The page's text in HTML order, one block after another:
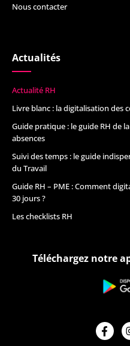
Nous contacter
Actualités
Actualité RH
Livre blanc : la digitalisation des
Guide pratique : le guide RH de
absences
Suivi des temps : le guide
du Travail
Guide RH – PME : Comment
30 jours ?
Les checklists RH
Téléchargez notre